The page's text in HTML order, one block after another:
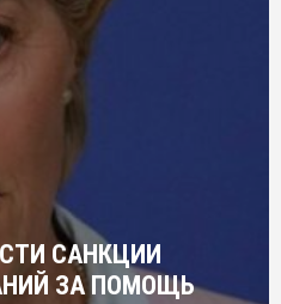
САНКЦИИ
ЗА ПОМОЩЬ